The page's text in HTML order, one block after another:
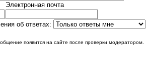
Электронная почта
об ответах:
появится на сайте после проверки модератором.